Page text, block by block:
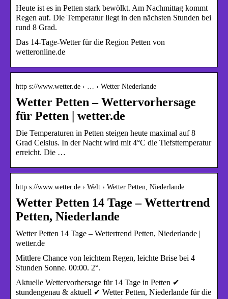
Heute ist es in Petten stark bewölkt. Am Nachmittag kommt
Regen auf. Die Temperatur liegt in den nächsten Stunden bei
rund 8 Grad.
Das 14-Tage-Wetter für die Region Petten von
wetteronline.de
http s://www.wetter.de › … › Wetter Niederlande
Wetter Petten – Wettervorhersage
für Petten | wetter.de
Die Temperaturen in Petten steigen heute maximal auf 8
Grad Celsius. In der Nacht wird mit 4°C die Tiefsttemperatur
erreicht. Die …
http s://www.wetter.de › Welt › Wetter Petten, Niederlande
Wetter Petten 14 Tage – Wettertrend
Petten, Niederlande
Wetter Petten 14 Tage – Wettertrend Petten, Niederlande |
wetter.de
Mittlere Chance von leichtem Regen, leichte Brise bei 4
Stunden Sonne. 00:00. 2°.
Aktuelle Wettervorhersage für 14 Tage in Petten ✔
stundengenau & aktuell ✔ Wetter Petten, Niederlande für die